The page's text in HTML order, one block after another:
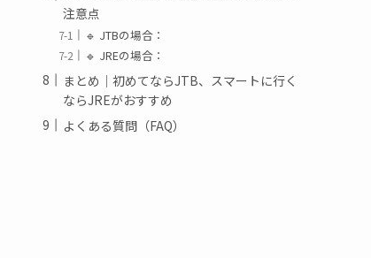
注意点
🔹 JTBの場合：
🔹 JREの場合：
まとめ｜初めてならJTB、スマートに行く
ならJREがおすすめ
よくある質問（FAQ）